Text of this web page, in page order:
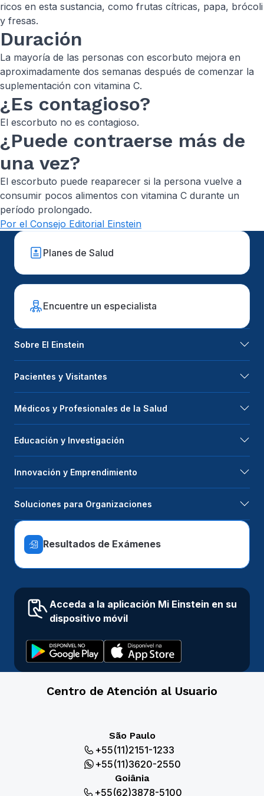
ricos en esta sustancia, como frutas cítricas, papa, brócoli
y fresas.
Duración
La mayoría de las personas con escorbuto mejora en
aproximadamente dos semanas después de comenzar la
suplementación con vitamina C.
¿Es contagioso?
El escorbuto no es contagioso.
¿Puede contraerse más de
una vez?
El escorbuto puede reaparecer si la persona vuelve a
consumir pocos alimentos con vitamina C durante un
período prolongado.
Por el Consejo Editorial Einstein
Planes de Salud
Encuentre un especialista
Sobre El Einstein
Pacientes y Visitantes
Médicos y Profesionales de la Salud
Educación y Investigación
Innovación y Emprendimiento
Soluciones para Organizaciones
Resultados de Exámenes
Acceda a la aplicación Mi Einstein en su
dispositivo móvil
Centro de Atención al Usuario
São Paulo
+55(11)2151-1233
+55(11)3620-2550
Goiânia
+55(62)3878-5100